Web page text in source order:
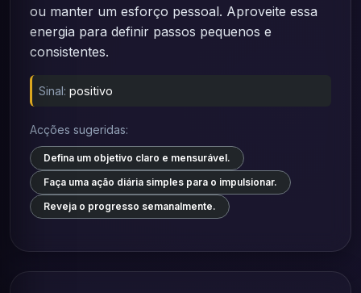
ou manter um esforço pessoal. Aproveite essa
energia para definir passos pequenos e
consistentes.
Sinal: positivo
Acções sugeridas:
Defina um objetivo claro e mensurável.
Faça uma ação diária simples para o impulsionar.
Reveja o progresso semanalmente.